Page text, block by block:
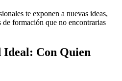
te exponen a nuevas ideas,
formación que no encontrarias
Ideal: Con Quien